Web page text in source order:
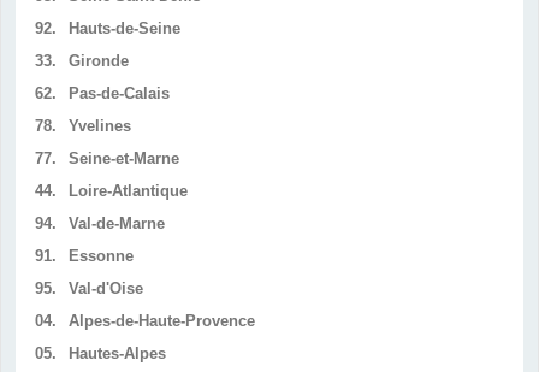
92.
Hauts-de-Seine
33.
Gironde
62.
Pas-de-Calais
78.
Yvelines
77.
Seine-et-Marne
44.
Loire-Atlantique
94.
Val-de-Marne
91.
Essonne
95.
Val-d'Oise
04.
Alpes-de-Haute-Provence
05.
Hautes-Alpes